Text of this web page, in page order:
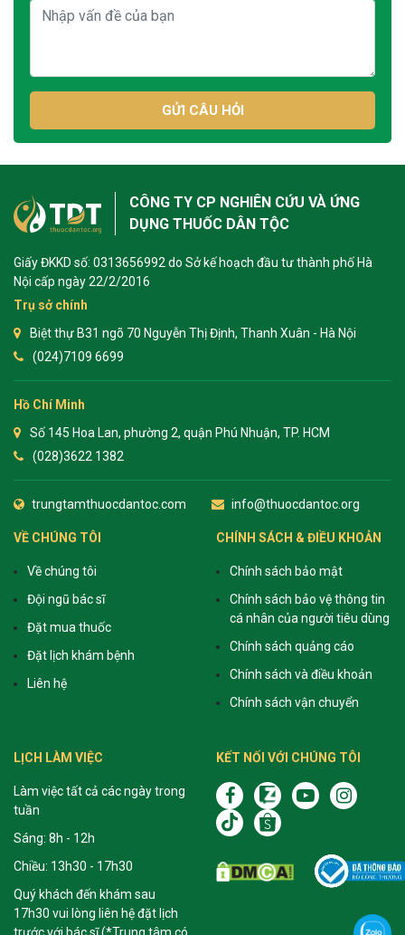
GỬI CÂU HỎI
CÔNG TY CP NGHIÊN CỨU VÀ ỨNG
DỤNG THUỐC DÂN TỘC
Giấy ĐKKD số: 0313656992 do Sở kế hoạch đầu tư thành phố Hà
Nội cấp ngày 22/2/2016
Trụ sở chính
Biệt thự B31 ngõ 70 Nguyễn Thị Định, Thanh Xuân - Hà Nội
(024)7109 6699
Hồ Chí Minh
Số 145 Hoa Lan, phường 2, quận Phú Nhuận, TP. HCM
(028)3622 1382
trungtamthuocdantoc.com info@thuocdantoc.org
VỀ CHÚNG TÔI
Về chúng tôi
Đội ngũ bác sĩ
Đặt mua thuốc
Đặt lịch khám bệnh
Liên hệ
CHÍNH SÁCH & ĐIỀU KHOẢN
Chính sách bảo mật
Chính sách bảo vệ thông tin
cá nhân của người tiêu dùng
Chính sách quảng cáo
Chính sách và điều khoản
Chính sách vận chuyển
LỊCH LÀM VIỆC
Làm việc tất cả các ngày trong
tuần
Sáng: 8h - 12h
Chiều: 13h30 - 17h30
Quý khách đến khám sau
17h30 vui lòng liên hệ đặt lịch
trước với bác sĩ (*Trung tâm có
KẾT NỐI VỚI CHÚNG TÔI